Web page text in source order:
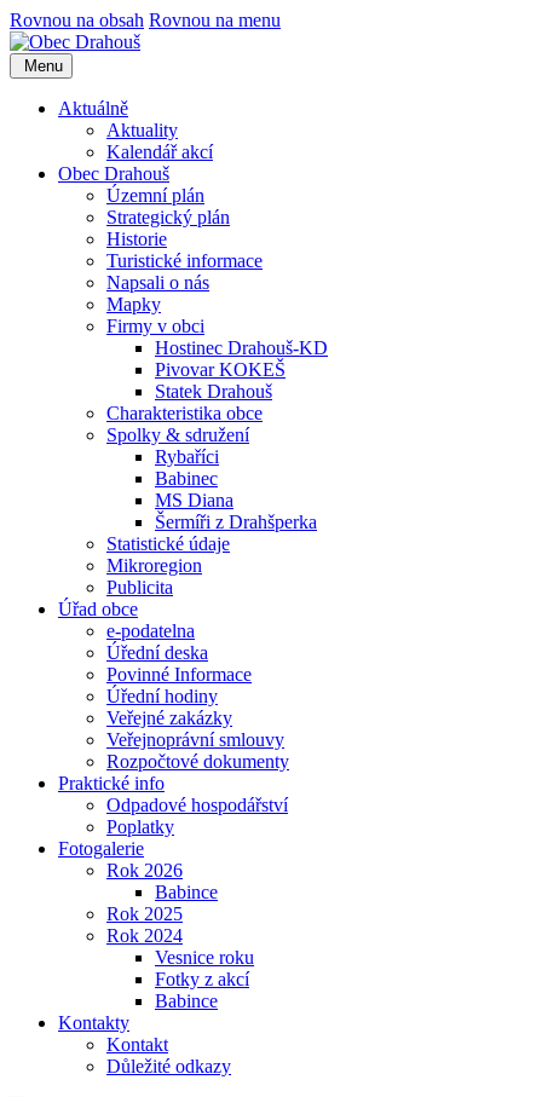
Rovnou na obsah Rovnou na menu
Menu
Aktuálně
Aktuality
Kalendář akcí
Obec Drahouš
Územní plán
Strategický plán
Historie
Turistické informace
Napsali o nás
Mapky
Firmy v obci
Hostinec Drahouš-KD
Pivovar KOKEŠ
Statek Drahouš
Charakteristika obce
Spolky & sdružení
Rybaříci
Babinec
MS Diana
Šermíři z Drahšperka
Statistické údaje
Mikroregion
Publicita
Úřad obce
e-podatelna
Úřední deska
Povinné Informace
Úřední hodiny
Veřejné zakázky
Veřejnoprávní smlouvy
Rozpočtové dokumenty
Praktické info
Odpadové hospodářství
Poplatky
Fotogalerie
Rok 2026
Babince
Rok 2025
Rok 2024
Vesnice roku
Fotky z akcí
Babince
Kontakty
Kontakt
Důležité odkazy